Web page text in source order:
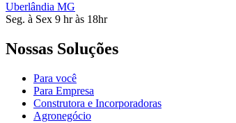
Uberlândia MG
Seg. à Sex 9 hr às 18hr
Nossas Soluções
Para você
Para Empresa
Construtora e Incorporadoras
Agronegócio